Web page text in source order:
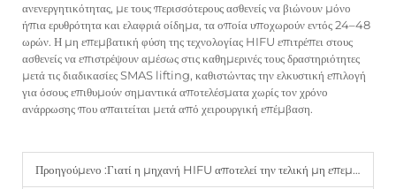
ανενεργητικότητας, με τους περισσότερους ασθενείς να βιώνουν μόνο
ήπια ερυθρότητα και ελαφριά οίδημα, τα οποία υποχωρούν εντός 24–48
ωρών. Η μη επεμβατική φύση της τεχνολογίας HIFU επιτρέπει στους
ασθενείς να επιστρέψουν αμέσως στις καθημερινές τους δραστηριότητες
μετά τις διαδικασίες SMAS lifting, καθιστώντας την ελκυστική επιλογή
για όσους επιθυμούν σημαντικά αποτελέσματα χωρίς τον χρόνο
ανάρρωσης που απαιτείται μετά από χειρουργική επέμβαση.
Προηγούμενο :Γιατί η μηχανή HIFU αποτελεί την τελική μη επεμβατική εναλλακτική λύση σε μια αναζωογόνηση προσώπου.